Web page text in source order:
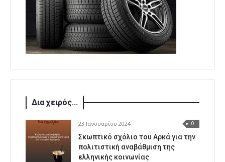
Δια χειρός...
23 Ιανουαρίου 2024 0
Σκωπτικό σχόλιο του Αρκά για την
πολιτιστική αναβάθμιση της
ελληνικής κοινωνίας